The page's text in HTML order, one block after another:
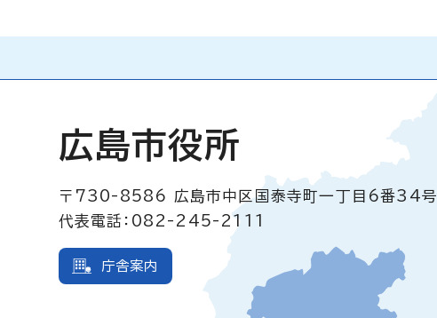
広島市役所
〒730-8586
広島市中区国泰寺町一丁目6番34号
代表電話：082-245-2111
庁舎案内